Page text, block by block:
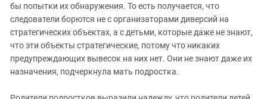
бы попытки их обнаружения. То есть получается, что
следователи борются не с организаторами диверсий на
стратегических объектах, а с детьми, которые даже не знают,
что эти объекты стратегические, потому что никаких
предупреждающих вывесок на них нет. Они не знают даже их
назначения, подчеркнула мать подростка.